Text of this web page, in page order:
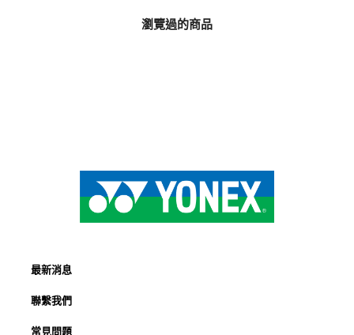
瀏覽過的商品
最新消息
聯繫我們
常見問題